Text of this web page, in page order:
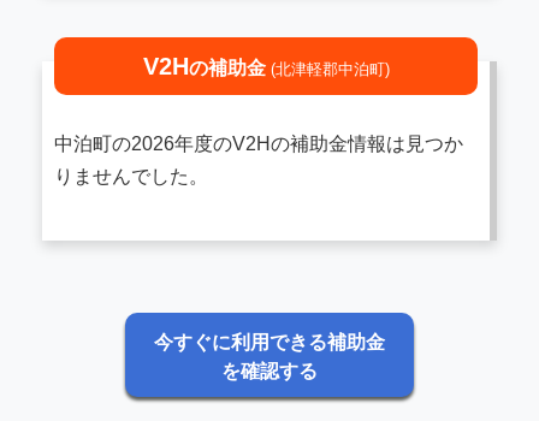
V2Hの補助金 (北津軽郡中泊町)
中泊町の2026年度のV2Hの補助金情報は見つか
りませんでした。
今すぐに利用できる補助金
を確認する